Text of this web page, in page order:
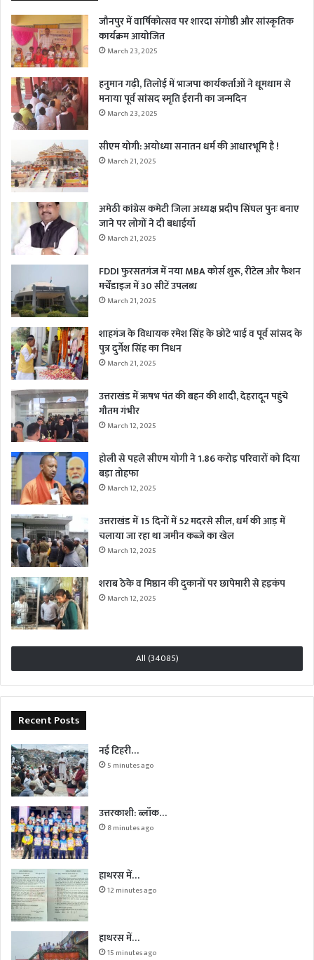
जौनपुर में वार्षिकोत्सव पर शारदा संगोष्ठी और सांस्कृतिक
कार्यक्रम आयोजित
March 23, 2025
हनुमान गढ़ी, तिलोई में भाजपा कार्यकर्ताओं ने धूमधाम से
मनाया पूर्व सांसद स्मृति ईरानी का जन्मदिन
March 23, 2025
सीएम योगी: अयोध्या सनातन धर्म की आधारभूमि है !
March 21, 2025
अमेठी कांग्रेस कमेटी जिला अध्यक्ष प्रदीप सिंघल पुनः बनाए
जाने पर लोगों ने दी बधाईयाँ
March 21, 2025
FDDI फुरसतगंज में नया MBA कोर्स शुरू, रीटेल और फैशन
मर्चेंडाइज में 30 सीटें उपलब्ध
March 21, 2025
शाहगंज के विधायक रमेश सिंह के छोटे भाई व पूर्व सांसद के
पुत्र दुर्गेश सिंह का निधन
March 21, 2025
उत्तराखंड में ऋषभ पंत की बहन की शादी, देहरादून पहुंचे
गौतम गंभीर
March 12, 2025
होली से पहले सीएम योगी ने 1.86 करोड़ परिवारों को दिया
बड़ा तोहफा
March 12, 2025
उत्तराखंड में 15 दिनों में 52 मदरसे सील, धर्म की आड़ में
चलाया जा रहा था जमीन कब्जे का खेल
March 12, 2025
शराब ठेके व मिष्ठान की दुकानों पर छापेमारी से हड़कंप
March 12, 2025
All (34085)
Recent Posts
नई टिहरी…
5 minutes ago
उत्तरकाशी: ब्लॉक…
8 minutes ago
हाथरस में…
12 minutes ago
हाथरस में…
15 minutes ago